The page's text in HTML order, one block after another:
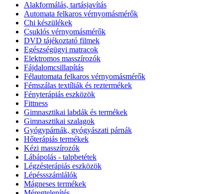
Alakformálás, tartásjavítás
Automata felkaros vérnyomásmérők
Chi készülékek
Csuklós vérnyomásmérők
DVD tájékoztató filmek
Egészségügyi matracok
Elektromos masszírozók
Fájdalomcsillapítás
Félautomata felkaros vérnyomásmérők
Fémszálas textíliák és reztermékek
Fényterápiás eszközök
Fittness
Gimnasztikai labdák és termékek
Gimnasztikai szalagok
Gyógypárnák, gyógyászati párnák
Hőterápiás termékek
Kézi masszírozók
Lábápolás - talpbetétek
Légzésterápiás eszközök
Lépéssszámlálók
Mágneses termékek